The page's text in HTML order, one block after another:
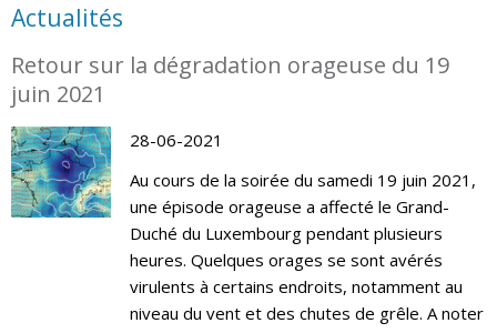
Actualités
Retour sur la dégradation orageuse du 19
juin 2021
28-06-2021
Au cours de la soirée du samedi 19 juin 2021,
une épisode orageuse a affecté le Grand-
Duché du Luxembourg pendant plusieurs
heures. Quelques orages se sont avérés
virulents à certains endroits, notamment au
niveau du vent et des chutes de grêle. A noter